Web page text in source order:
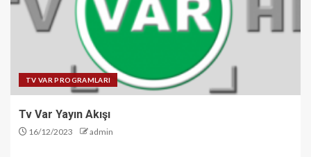
TV VAR PROGRAMLARI
Tv Var Yayın Akışı
16/12/2023 admin